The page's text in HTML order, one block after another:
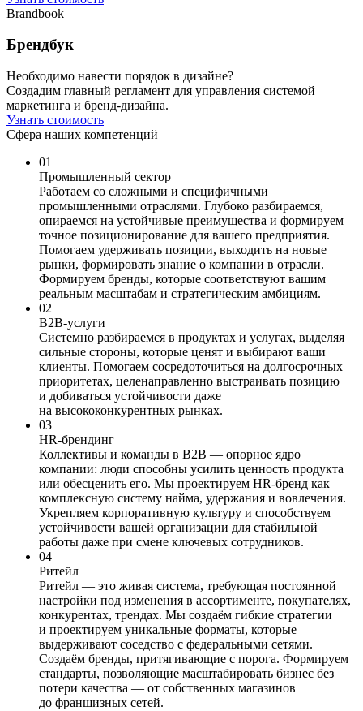
Brandbook
Брендбук
Необходимо навести порядок в дизайне?
Создадим главный регламент для управления системой
маркетинга и бренд-дизайна.
Узнать стоимость
Сфера наших компетенций
01
Промышленный сектор
Работаем со сложными и специфичными
промышленными отраслями. Глубоко разбираемся,
опираемся на устойчивые преимущества и формируем
точное позиционирование для вашего предприятия.
Помогаем удерживать позиции, выходить на новые
рынки, формировать знание о компании в отрасли.
Формируем бренды, которые соответствуют вашим
реальным масштабам и стратегическим амбициям.
02
B2B-услуги
Системно разбираемся в продуктах и услугах, выделяя
сильные стороны, которые ценят и выбирают ваши
клиенты. Помогаем сосредоточиться на долгосрочных
приоритетах, целенаправленно выстраивать позицию
и добиваться устойчивости даже
на высококонкурентных рынках.
03
HR-брендинг
Коллективы и команды в В2В — опорное ядро
компании: люди способны усилить ценность продукта
или обесценить его. Мы проектируем HR-бренд как
комплексную систему найма, удержания и вовлечения.
Укрепляем корпоративную культуру и способствуем
устойчивости вашей организации для стабильной
работы даже при смене ключевых сотрудников.
04
Ритейл
Ритейл — это живая система, требующая постоянной
настройки под изменения в ассортименте, покупателях,
конкурентах, трендах. Мы создаём гибкие стратегии
и проектируем уникальные форматы, которые
выдерживают соседство с федеральными сетями.
Создаём бренды, притягивающие с порога. Формируем
стандарты, позволяющие масштабировать бизнес без
потери качества — от собственных магазинов
до франшизных сетей.